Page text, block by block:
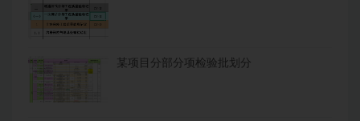
某项目分部分项检验批划分